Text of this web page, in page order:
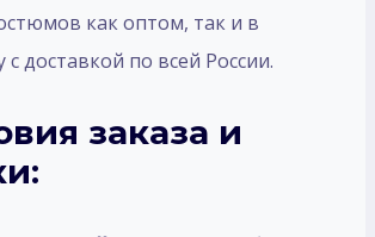
как оптом, так и в
с доставкой по всей России.
заказа и